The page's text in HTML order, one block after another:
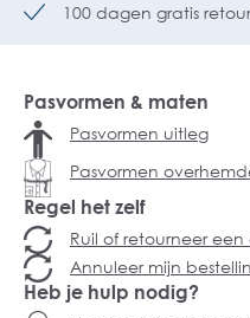
100 dagen gratis
Pasvormen & maten
Pasvormen uitleg
Pasvormen
Regel het zelf
Ruil of retourneer een
Annuleer mijn
Heb je hulp nodig?